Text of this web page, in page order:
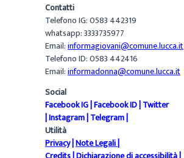
Contatti
Telefono IG: 0583 442319
whatsapp: 3333735977
Email:informagiovani@comune.lucca.it
Telefono ID: 0583 442416
Email:informadonna@comune.lucca.it
Social
Facebook IG|Facebook ID|Twitter
|Instagram|Telegram|
Utilità
Privacy|Note Legali|